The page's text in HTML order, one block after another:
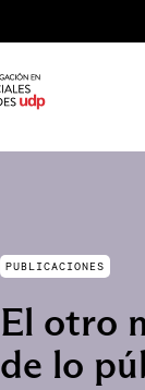
PUBLICACIONES
El otro
de lo